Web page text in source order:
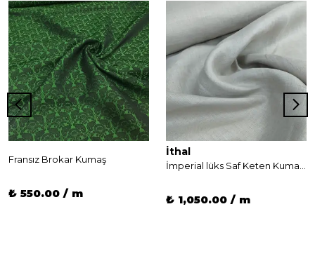
Fransız Brokar Kumaş
₺ 550.00 / m
İthal
₺ 1,050.00 / m